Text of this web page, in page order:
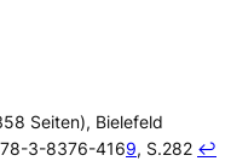
Seiten), Bielefeld
3-8376-4169, S.282 ↩︎